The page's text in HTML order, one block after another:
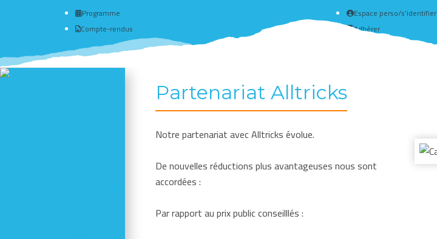
Programme
Compte-rendus
Espace perso/s'identifier
Adhérer
Créer un compte
Partenariat Alltricks
Notre partenariat avec Alltricks évolue.
De nouvelles réductions plus avantageuses nous sont
accordées :
Par rapport au prix public conseilllés :